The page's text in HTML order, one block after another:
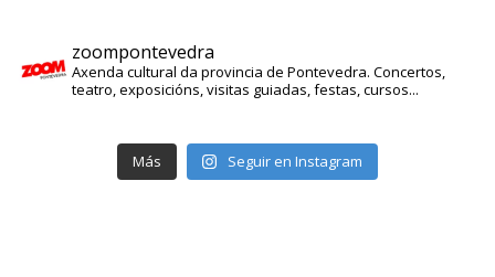
zoompontevedra
Axenda cultural da provincia de Pontevedra. Concertos,
teatro, exposicións, visitas guiadas, festas, cursos...
Más Seguir en Instagram